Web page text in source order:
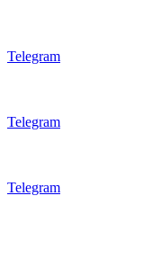
Telegram
Telegram
Telegram